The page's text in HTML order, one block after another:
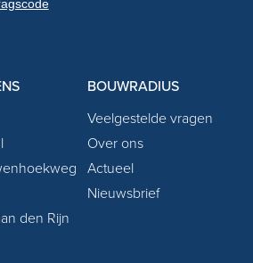
den Rijn
BOUWRADIUS
Veelgestelde vragen
Over ons
Actueel
Nieuwsbrief